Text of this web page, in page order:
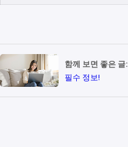
함께 보면 좋은 글:
필수 정보!